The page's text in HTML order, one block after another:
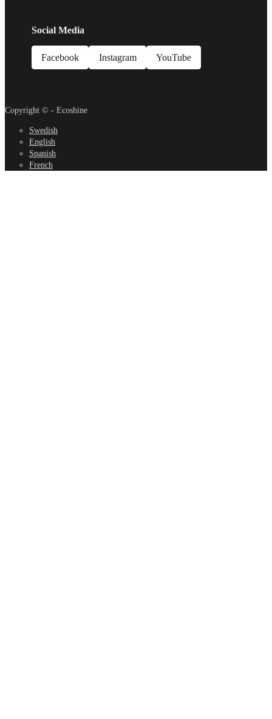
Social Media
Facebook Instagram YouTube
Copyright © - Ecoshine
Swedish
English
Spanish
French